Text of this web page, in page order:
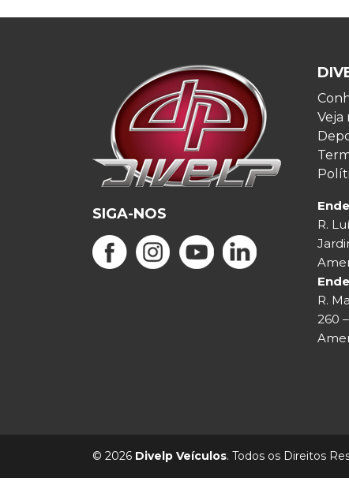
SIGA-NOS
Veja
R.
R.
260
© 2026 Divelp Veículos. Todos os Direitos